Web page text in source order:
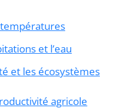
et l’eau
et les écosystèmes
agricole